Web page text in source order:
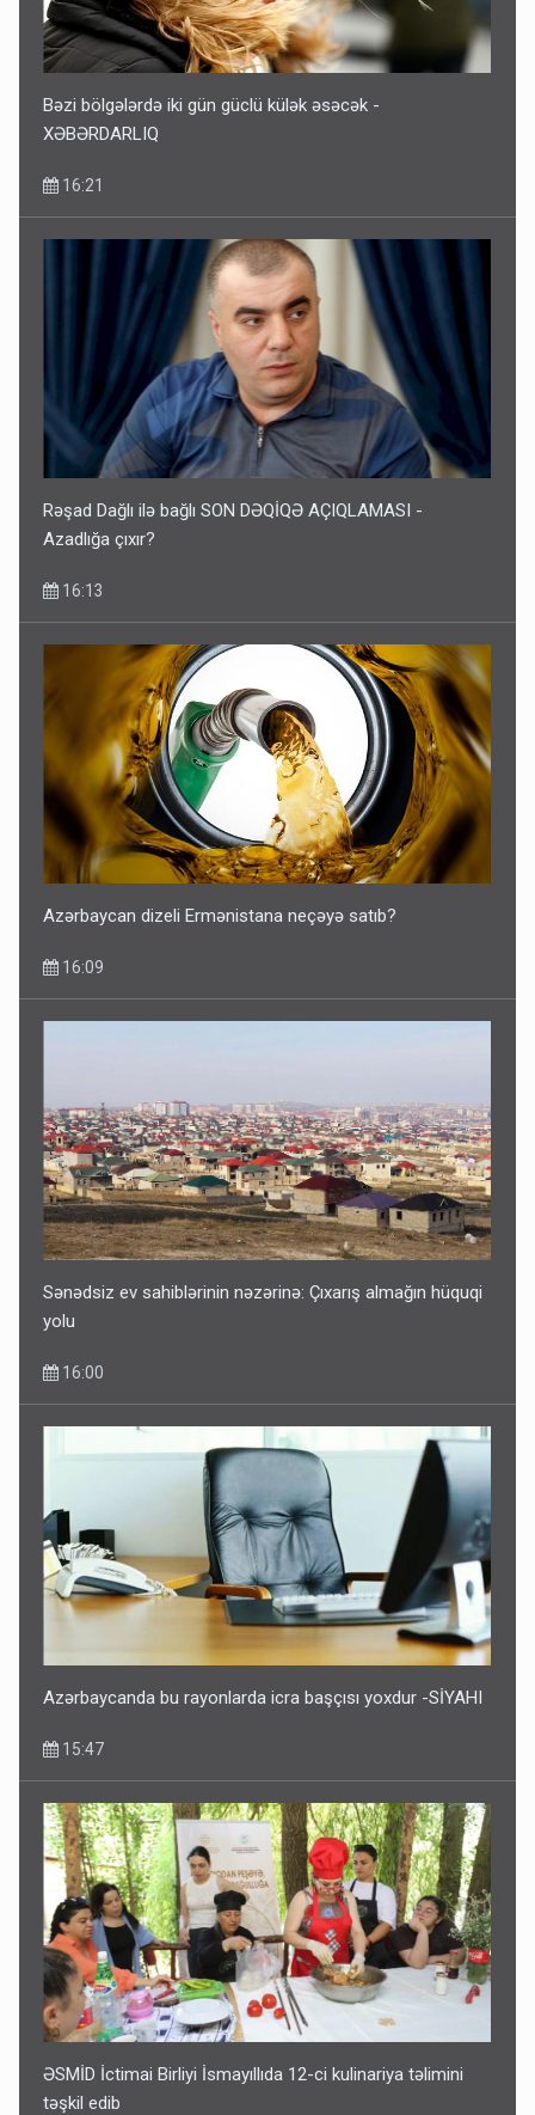
Bəzi bölgələrdə iki gün güclü külək əsəcək -
XƏBƏRDARLIQ
16:21
Rəşad Dağlı ilə bağlı SON DƏQİQƏ AÇIQLAMASI -
Azadlığa çıxır?
16:13
Azərbaycan dizeli Ermənistana neçəyə satıb?
16:09
Sənədsiz ev sahiblərinin nəzərinə: Çıxarış almağın hüquqi
yolu
16:00
Azərbaycanda bu rayonlarda icra başçısı yoxdur -SİYAHI
15:47
ƏSMİD İctimai Birliyi İsmayıllıda 12-ci kulinariya təlimini
təşkil edib